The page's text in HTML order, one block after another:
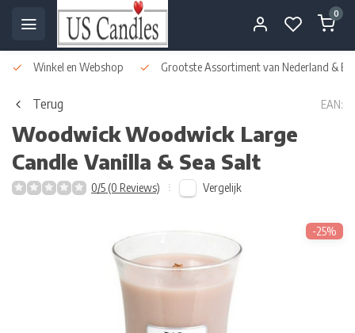
0
Winkel en Webshop Grootste Assortiment van Nederland &
Terug EAN:
WoodwickWoodwick Large
Candle Vanilla & Sea Salt
0/5 (0 Reviews) Vergelijk
-25%